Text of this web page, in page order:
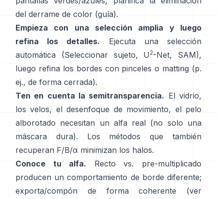
del derrame de color (guía).
Empieza con una selección amplia y luego
refina los detalles. Ejecuta una selección
automática (Seleccionar sujeto,
U2-Net, SAM),
luego refina los bordes con pinceles o matting (p.
ej., de forma cerrada).
Ten en cuenta la semitransparencia. El vidrio,
los velos, el desenfoque de movimiento, el pelo
alborotado necesitan un alfa real (no solo una
máscara dura). Los métodos que también
recuperan F/B/α minimizan los halos.
Conoce tu alfa.
Recto vs. pre-multiplicado
producen un comportamiento de borde diferente;
exporta/compón de forma coherente (ver